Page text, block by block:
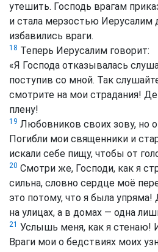
утешить. Господь врагам
и стала мерзостью Иерусалим
избавились враги.
18 Теперь Иерусалим говорит:
«Я Господа отказывалась
поступив со мной. Так
смотрите на мои страдания!
плену!
19 Любовников своих зову, но
Погибли мои священники и
искали себе пищу, чтобы от
20 Смотри же, Господи, как я
сильна, словно сердце моё
это потому, что я была
на улицах, а в домах — одна
21 Услышь меня, как я стенаю!
Враги мои о бедствиях моих